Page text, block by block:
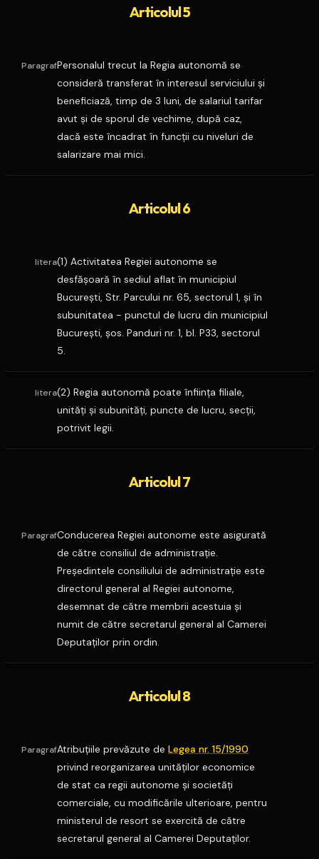
Articolul 5
ParagrafPersonalul trecut la Regia autonomă se
consideră transferat în interesul serviciului şi
beneficiază, timp de 3 luni, de salariul tarifar
avut şi de sporul de vechime, după caz,
dacă este încadrat în funcţii cu niveluri de
salarizare mai mici.
Articolul 6
litera(1) Activitatea Regiei autonome se
desfăşoară în sediul aflat în municipiul
Bucureşti, Str. Parcului nr. 65, sectorul 1, şi în
subunitatea - punctul de lucru din municipiul
Bucureşti, şos. Panduri nr. 1, bl. P33, sectorul
5.
litera(2) Regia autonomă poate înfiinţa filiale,
unităţi şi subunităţi, puncte de lucru, secţii,
potrivit legii.
Articolul 7
ParagrafConducerea Regiei autonome este asigurată
de către consiliul de administraţie.
Preşedintele consiliului de administraţie este
directorul general al Regiei autonome,
desemnat de către membrii acestuia şi
numit de către secretarul general al Camerei
Deputaţilor prin ordin.
Articolul 8
ParagrafAtribuţiile prevăzute de Legea nr. 15/1990
privind reorganizarea unităţilor economice
de stat ca regii autonome şi societăţi
comerciale, cu modificările ulterioare, pentru
ministerul de resort se exercită de către
secretarul general al Camerei Deputaţilor.